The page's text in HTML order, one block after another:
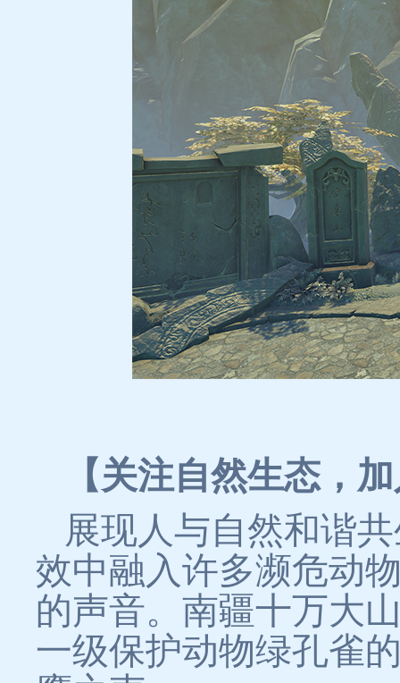
【关注自然生态，
展现人与自然和谐
效中融入许多濒危动
的声音。南疆十万大
一级保护动物绿孔雀